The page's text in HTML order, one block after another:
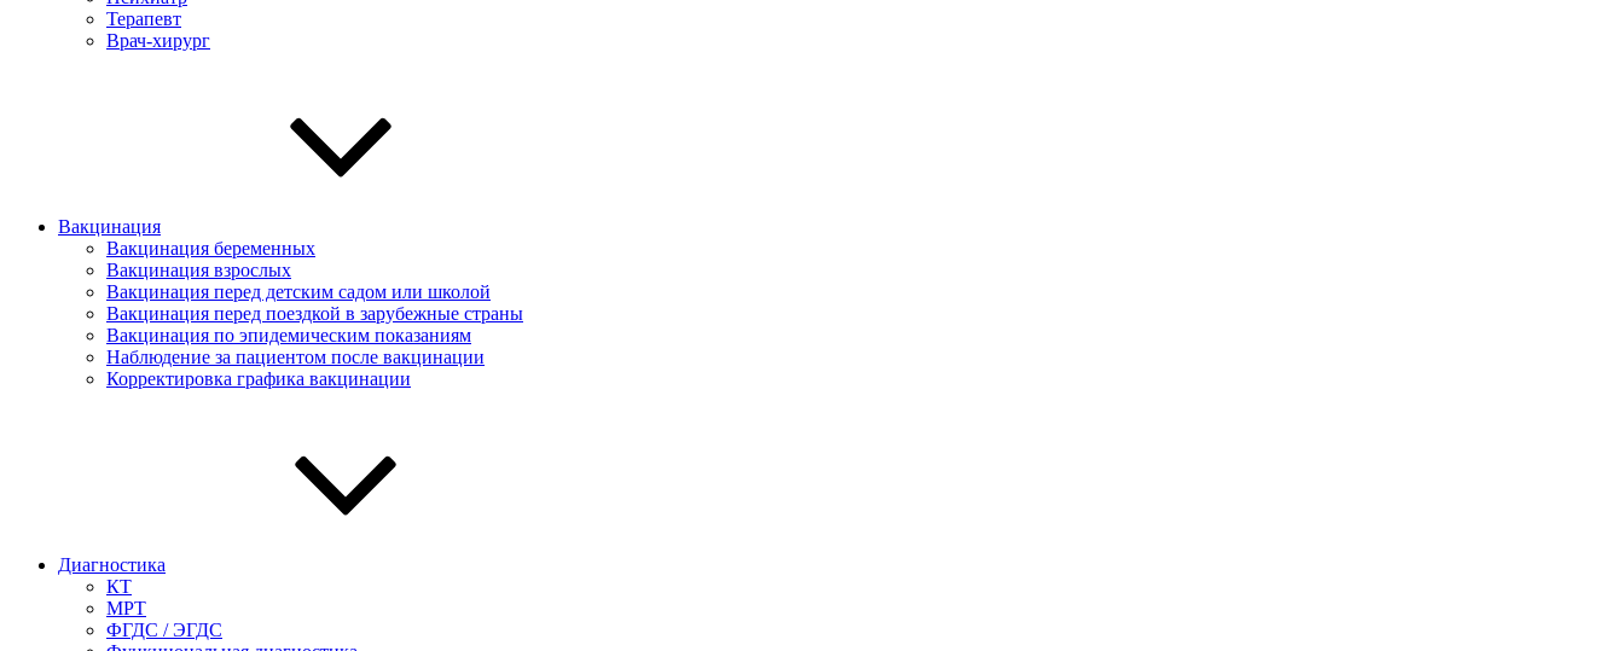
Терапевт
Врач-хирург
Вакцинация
Вакцинация беременных
Вакцинация взрослых
Вакцинация перед детским садом или школой
Вакцинация перед поездкой в зарубежные страны
Вакцинация по эпидемическим показаниям
Наблюдение за пациентом после вакцинации
Корректировка графика вакцинации
Диагностика
КТ
МРТ
ФГДС / ЭГДС